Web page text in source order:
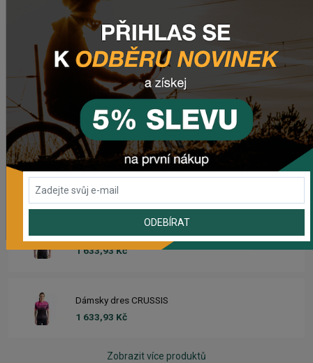
Prehadzovačka SHIMANO ALTUS RD-M310 7/8SP
563,89 Kč
Predné svetlo CRUSSIS CRS 1200
1 841,55 Kč
Zadné svetlo CRUSSIS CRS 20
503,69 Kč
Dres CRUSSIS
1 633,93 Kč
Dámsky dres CRUSSIS
1 633,93 Kč
Zobrazit více produktů
ODEBÍRAT